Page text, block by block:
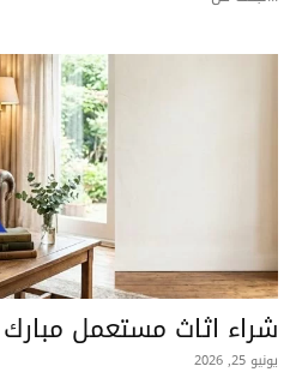
شراء اثاث مستعمل مبارك الكبير
يونيو 25, 2026